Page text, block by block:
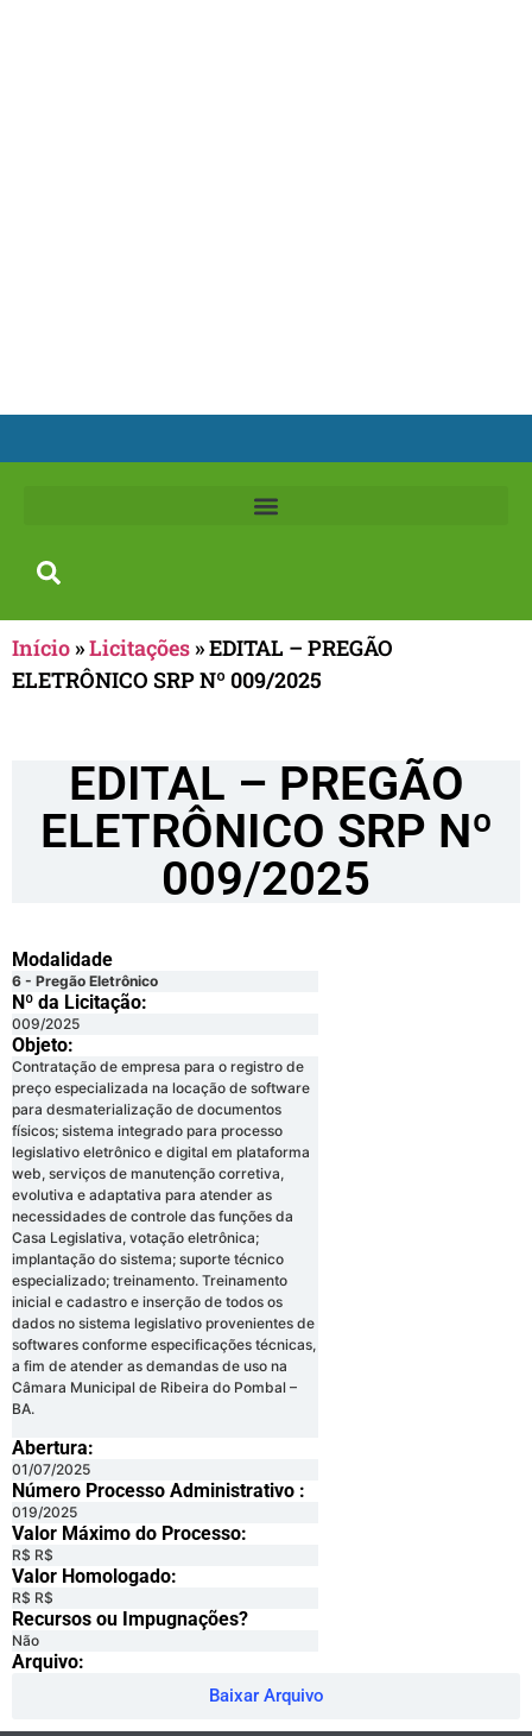
Início»Licitações»EDITAL – PREGÃO
ELETRÔNICO SRP Nº 009/2025
EDITAL – PREGÃO
ELETRÔNICO SRP Nº
009/2025
Modalidade
6 - Pregão Eletrônico
Nº da Licitação: ​​
009/2025
Objeto:
Contratação de empresa para o registro de
preço especializada na locação de software
para desmaterialização de documentos
físicos; sistema integrado para processo
legislativo eletrônico e digital em plataforma
web, serviços de manutenção corretiva,
evolutiva e adaptativa para atender as
necessidades de controle das funções da
Casa Legislativa, votação eletrônica;
implantação do sistema; suporte técnico
especializado; treinamento. Treinamento
inicial e cadastro e inserção de todos os
dados no sistema legislativo provenientes de
softwares conforme especificações técnicas,
a fim de atender as demandas de uso na
Câmara Municipal de Ribeira do Pombal –
BA.
Abertura:
01/07/2025
Número Processo Administrativo :
019/2025
Valor Máximo do Processo: ​
R$ R$
Valor Homologado: ​
R$ R$
Recursos ou Impugnações? ​
Não
Arquivo:
Baixar Arquivo